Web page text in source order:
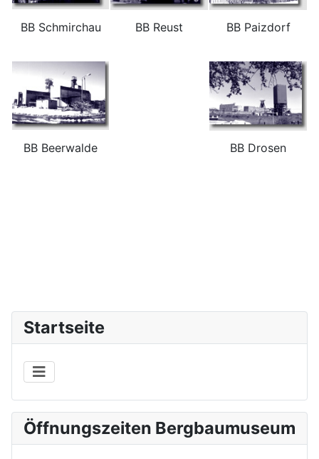
BB Schmirchau BB Reust BB Paizdorf
BB Beerwalde BB Drosen
Startseite
Öffnungszeiten Bergbaumuseum